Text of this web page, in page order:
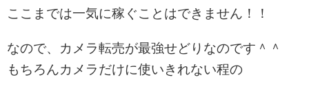
ここまでは一気に稼ぐことはできません！！
なので、カメラ転売が最強せどりなのです＾＾
もちろんカメラだけに使いきれない程の